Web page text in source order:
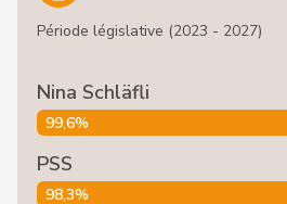
Période législative (2023 - 2027)
Nina Schläfli
99,6%
PSS
98,3%